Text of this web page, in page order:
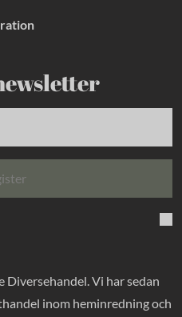
Diversehandel. Vi har sedan
inom heminredning och